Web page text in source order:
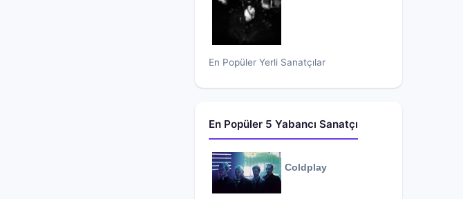
En Popüler Yerli Sanatçılar
En Popüler 5 Yabancı Sanatçı
Coldplay